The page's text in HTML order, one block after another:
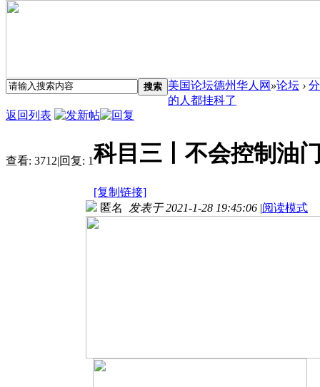
搜索 美国论坛德州华人网 »论坛 ›
的人都挂科了
返回列表
查看: 3712|回复: 1科目三丨不会控制油
[复制链接]
匿名 发表于 2021-1-28 19:45:06 |阅读模式